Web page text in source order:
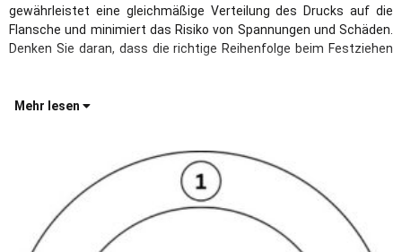
gewährleistet eine gleichmäßige Verteilung des Drucks auf die
Flansche und minimiert das Risiko von Spannungen und Schäden.
Denken Sie daran, dass die richtige Reihenfolge beim Festziehen
Mehr lesen